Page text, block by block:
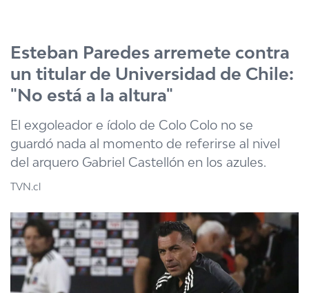
Esteban Paredes arremete contra
un titular de Universidad de Chile:
"No está a la altura"
El exgoleador e ídolo de Colo Colo no se
guardó nada al momento de referirse al nivel
del arquero Gabriel Castellón en los azules.
TVN.cl